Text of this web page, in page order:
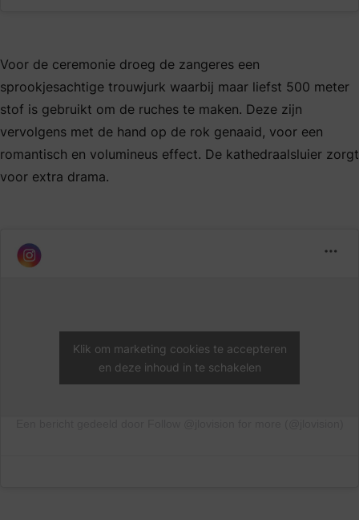
Voor de ceremonie droeg de zangeres een
sprookjesachtige trouwjurk waarbij maar liefst 500 meter
stof is gebruikt om de ruches te maken. Deze zijn
vervolgens met de hand op de rok genaaid, voor een
romantisch en volumineus effect. De kathedraalsluier zorgt
voor extra drama.
Klik om marketing cookies te accepteren
en deze inhoud in te schakelen